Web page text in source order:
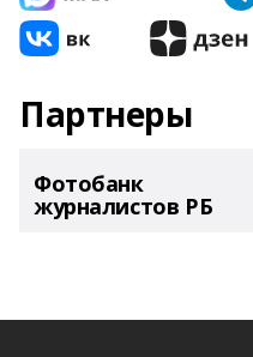
Партнеры
Фотобанк
журналистов РБ